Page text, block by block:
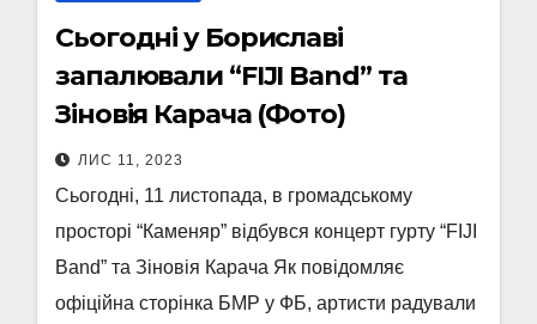
Сьогодні у Бориславі
запалювали “FIJI Band” та
Зіновія Карача (Фото)
ЛИС 11, 2023
Сьогодні, 11 листопада, в громадському
просторі “Каменяр” відбувся концерт гурту “FIJI
Band” та Зіновія Карача Як повідомляє
офіційна сторінка БМР у ФБ, артисти радували